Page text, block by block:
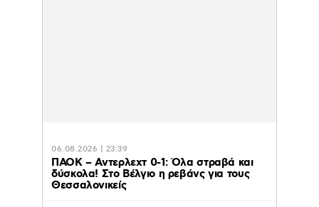
06.08.2026 | 23:39
ΠΑΟΚ – Αντερλεχτ 0-1: Όλα στραβά και
δύσκολα! Στο Βέλγιο η ρεβάνς για τους
Θεσσαλονικείς